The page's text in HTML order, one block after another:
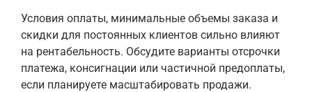
Условия оплаты, минимальные объемы заказа и
скидки для постоянных клиентов сильно влияют
на рентабельность. Обсудите варианты отсрочки
платежа, консигнации или частичной предоплаты,
если планируете масштабировать продажи.